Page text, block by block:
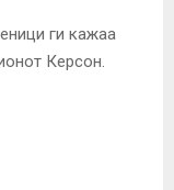
ги кажаа
Керсон.